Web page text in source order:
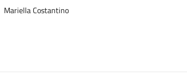
Mariella Costantino